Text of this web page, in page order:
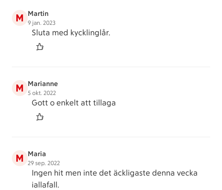
M Martin
9 jan. 2023
Sluta med kycklinglår.
M Marianne
5 okt. 2022
Gott o enkelt att tillaga
M Maria
29 sep. 2022
Ingen hit men inte det äckligaste denna vecka
iallafall.